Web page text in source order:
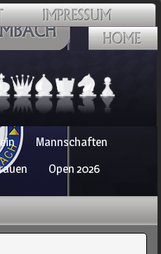
Mannschaften
Open 2026